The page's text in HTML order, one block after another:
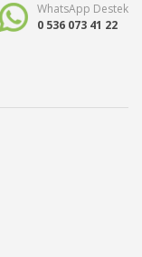
WhatsApp Destek
0 536 073 41 22